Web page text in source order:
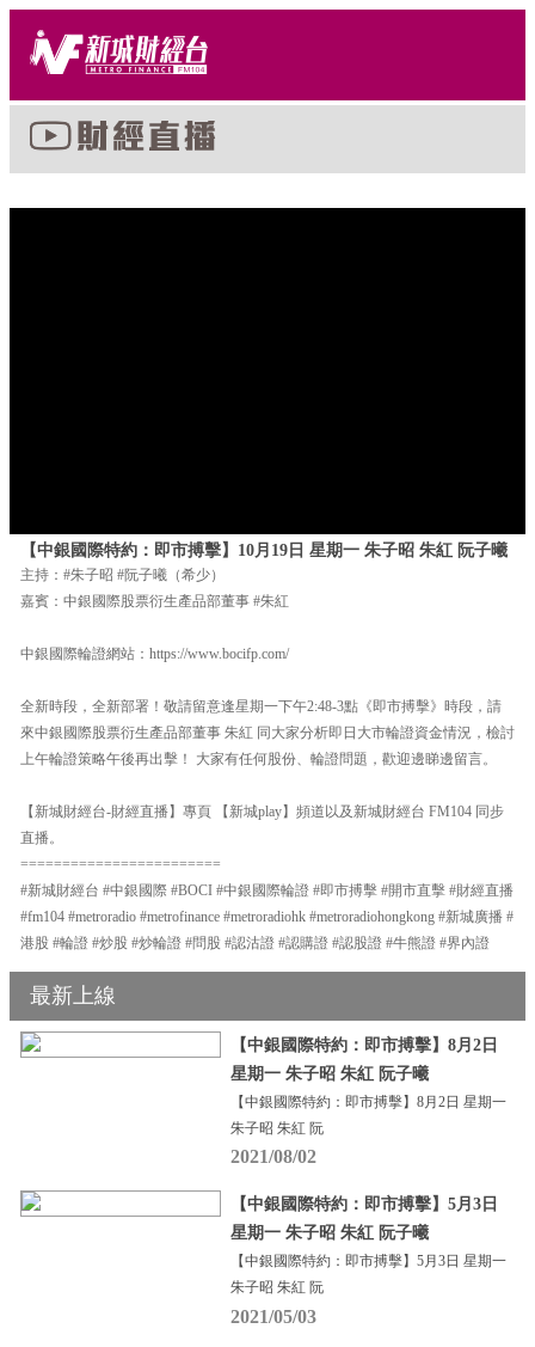
【中銀國際特約：即市搏擊】10月19日 星期一 朱子昭 朱紅 阮子曦
主持：#朱子昭 #阮子曦（希少）
嘉賓：中銀國際股票衍生產品部董事 #朱紅
中銀國際輪證網站：https://www.bocifp.com/
全新時段，全新部署！敬請留意逢星期一下午2:48-3點《即市搏擊》時段，請
來中銀國際股票衍生產品部董事 朱紅 同大家分析即日大市輪證資金情況，檢討
上午輪證策略午後再出擊！ 大家有任何股份、輪證問題，歡迎邊睇邊留言。
【新城財經台-財經直播】專頁 【新城play】頻道以及新城財經台 FM104 同步
直播。
========================
#新城財經台 #中銀國際 #BOCI #中銀國際輪證 #即市搏擊 #開市直擊 #財經直播
#fm104 #metroradio #metrofinance #metroradiohk #metroradiohongkong #新城廣播 #
港股 #輪證 #炒股 #炒輪證 #問股 #認沽證 #認購證 #認股證 #牛熊證 #界內證
最新上線
【中銀國際特約：即市搏擊】8月2日
星期一 朱子昭 朱紅 阮子曦
【中銀國際特約：即市搏擊】8月2日 星期一
朱子昭 朱紅 阮
2021/08/02
【中銀國際特約：即市搏擊】5月3日
星期一 朱子昭 朱紅 阮子曦
【中銀國際特約：即市搏擊】5月3日 星期一
朱子昭 朱紅 阮
2021/05/03